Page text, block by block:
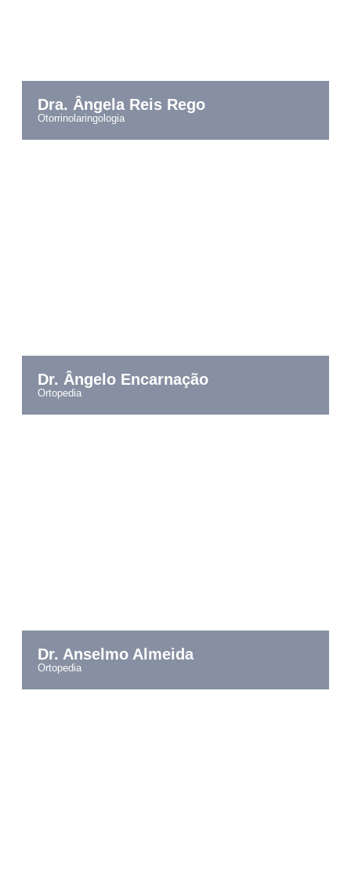
Dra. Ângela Reis Rego
otorrinolaringologia
Dr. Ângelo Encarnação
ortopedia
Dr. Anselmo Almeida
ortopedia